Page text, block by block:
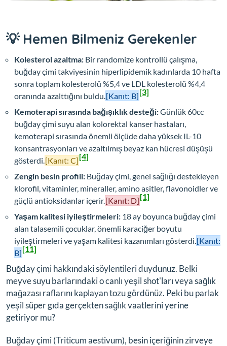
💡 Hemen Bilmeniz Gerekenler
Kolesterol azaltma: Bir randomize kontrollü çalışma,
buğday çimi takviyesinin hiperlipidemik kadınlarda 10 hafta
sonra toplam kolesterolü %5,4 ve LDL kolesterolü %4,4
oranında azalttığını buldu.[Kanıt: B][3]
Kemoterapi sırasında bağışıklık desteği:Günlük 60cc
buğday çimi suyu alan kolorektal kanser hastaları,
kemoterapi sırasında önemli ölçüde daha yüksek IL-10
konsantrasyonları ve azaltılmış beyaz kan hücresi düşüşü
gösterdi.[Kanıt: C][4]
Zengin besin profili: Buğday çimi, genel sağlığı destekleyen
klorofil, vitaminler, mineraller, amino asitler, flavonoidler ve
güçlü antioksidanlar içerir.[Kanıt: D][1]
Yaşam kalitesi iyileştirmeleri: 18 ay boyunca buğday çimi
alan talasemili çocuklar, önemli karaciğer boyutu
iyileştirmeleri ve yaşam kalitesi kazanımları gösterdi.[Kanıt:
B][11]
Buğday çimi hakkındaki söylentileri duydunuz. Belki
meyve suyu barlarındaki o canlı yeşil shot'ları veya sağlık
mağazası raflarını kaplayan tozu gördünüz. Peki bu parlak
yeşil süper gıda gerçekten sağlık vaatlerini yerine
getiriyor mu?
Buğday çimi (Triticum aestivum), besin içeriğinin zirveye